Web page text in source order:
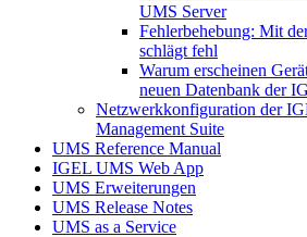
UMS Server
Fehlerbehebung: Mit
schlägt fehl
Warum erscheinen
neuen Datenbank der
Netzwerkkonfiguration der
Management Suite
UMS Reference Manual
IGEL UMS Web App
UMS Erweiterungen
UMS Release Notes
UMS as a Service